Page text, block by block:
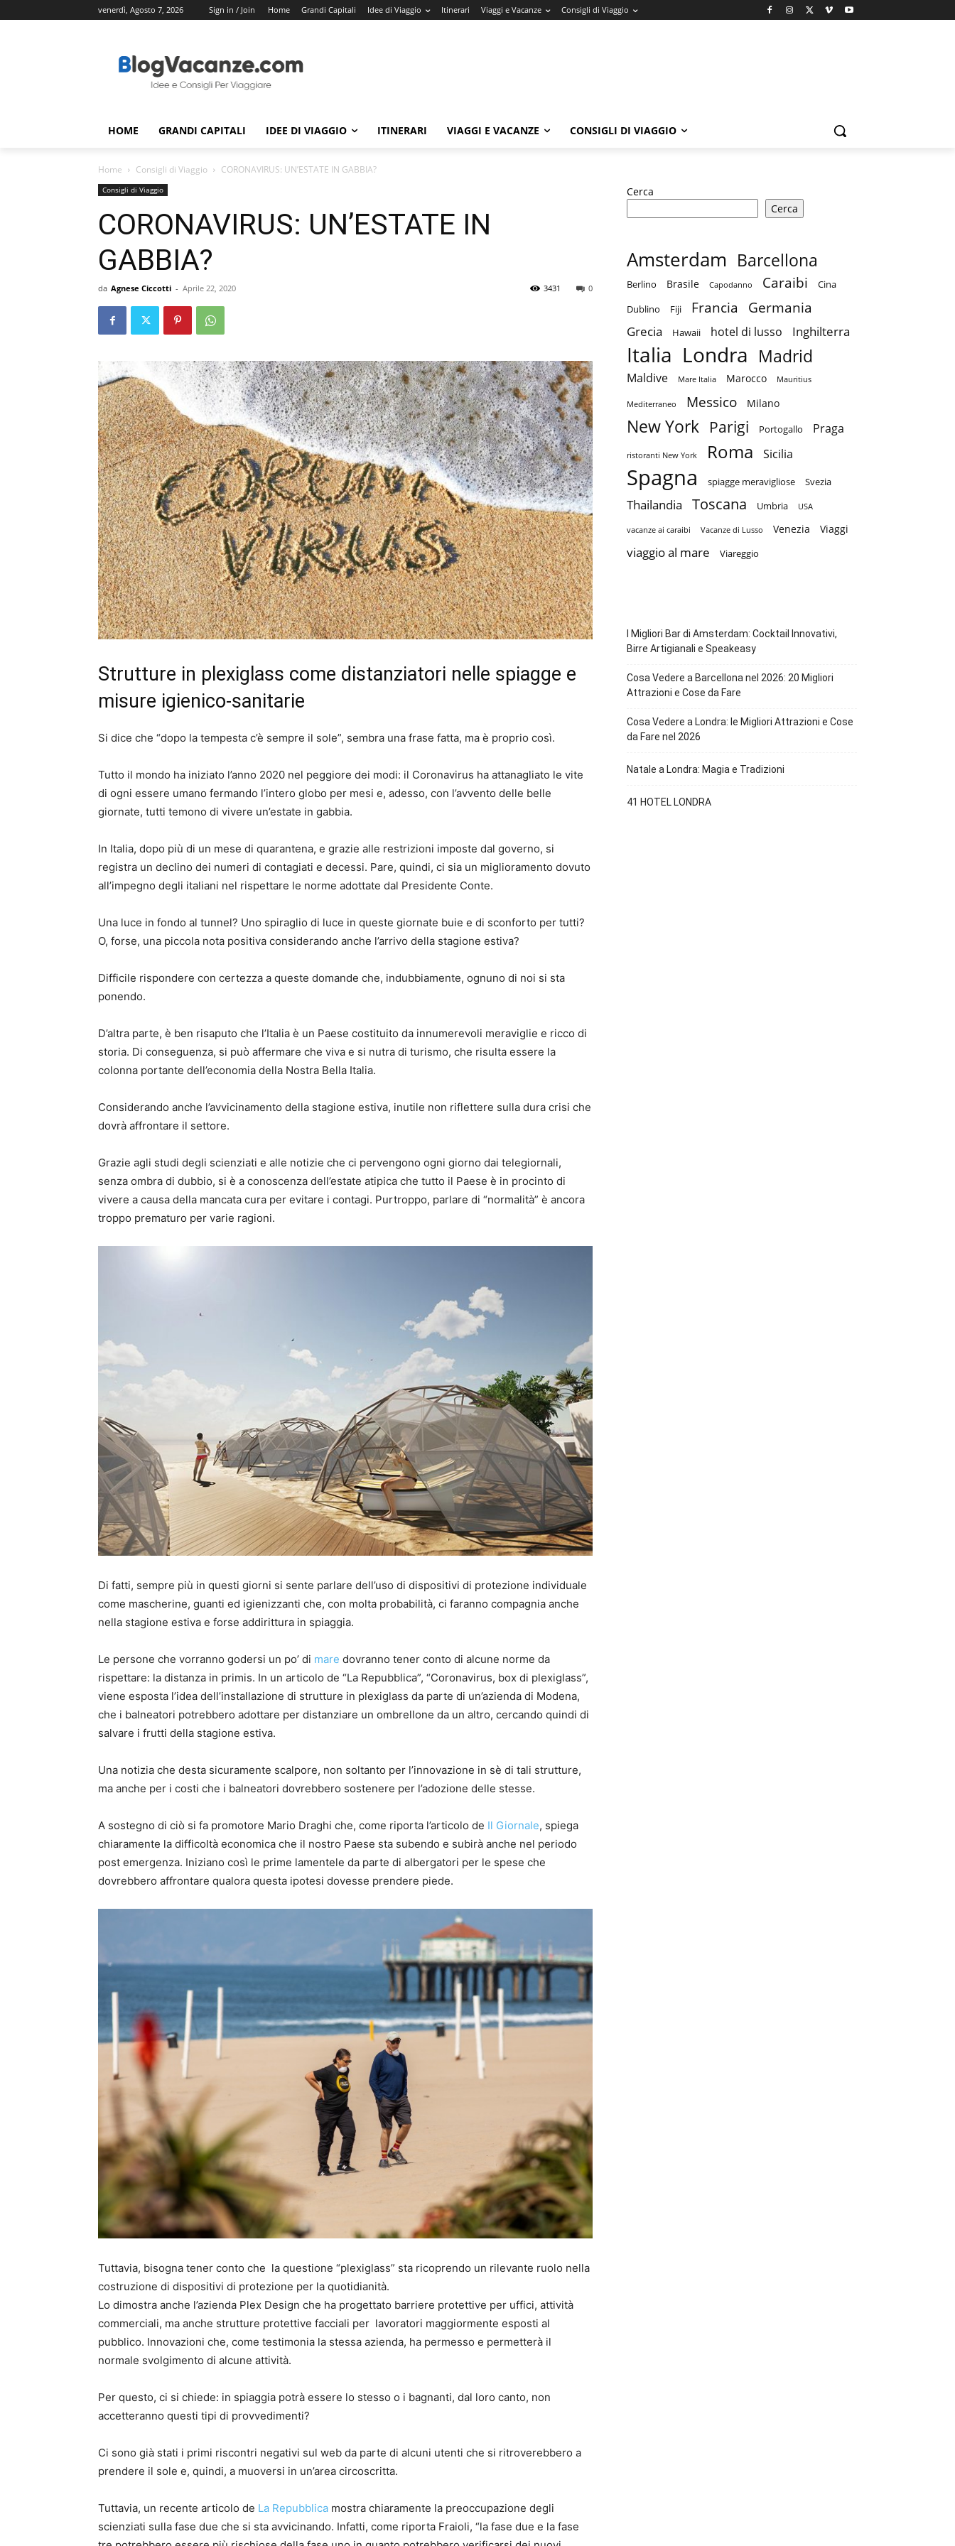
venerdì, Agosto 7, 2026 Sign in / Join Home Grandi Capitali Idee di Viaggio Itinerari Viaggi e Vacanze Consigli di Viaggio
HOME GRANDI CAPITALI IDEE DI VIAGGIO ITINERARI VIAGGI E VACANZE CONSIGLI DI VIAGGIO
Home Consigli di Viaggio CORONAVIRUS: UN’ESTATE IN GABBIA?
Consigli di Viaggio
CORONAVIRUS: UN’ESTATE IN
GABBIA?
da Agnese Ciccotti - Aprile 22, 2020 0
3431
Strutture in plexiglass come distanziatori nelle spiagge e
misure igienico-sanitarie
Si dice che “dopo la tempesta c’è sempre il sole”, sembra una frase fatta, ma è proprio così.
Tutto il mondo ha iniziato l’anno 2020 nel peggiore dei modi: il Coronavirus ha attanagliato le vite
di ogni essere umano fermando l’intero globo per mesi e, adesso, con l’avvento delle belle
giornate, tutti temono di vivere un’estate in gabbia.
In Italia, dopo più di un mese di quarantena, e grazie alle restrizioni imposte dal governo, si
registra un declino dei numeri di contagiati e decessi. Pare, quindi, ci sia un miglioramento dovuto
all’impegno degli italiani nel rispettare le norme adottate dal Presidente Conte.
Una luce in fondo al tunnel? Uno spiraglio di luce in queste giornate buie e di sconforto per tutti?
O, forse, una piccola nota positiva considerando anche l’arrivo della stagione estiva?
Difficile rispondere con certezza a queste domande che, indubbiamente, ognuno di noi si sta
ponendo.
D’altra parte, è ben risaputo che l’Italia è un Paese costituito da innumerevoli meraviglie e ricco di
storia. Di conseguenza, si può affermare che viva e si nutra di turismo, che risulta essere la
colonna portante dell’economia della Nostra Bella Italia.
Considerando anche l’avvicinamento della stagione estiva, inutile non riflettere sulla dura crisi che
dovrà affrontare il settore.
Grazie agli studi degli scienziati e alle notizie che ci pervengono ogni giorno dai telegiornali,
senza ombra di dubbio, si è a conoscenza dell’estate atipica che tutto il Paese è in procinto di
vivere a causa della mancata cura per evitare i contagi. Purtroppo, parlare di “normalità” è ancora
troppo prematuro per varie ragioni.
Di fatti, sempre più in questi giorni si sente parlare dell’uso di dispositivi di protezione individuale
come mascherine, guanti ed igienizzanti che, con molta probabilità, ci faranno compagnia anche
nella stagione estiva e forse addirittura in spiaggia.
Le persone che vorranno godersi un po’ di mare dovranno tener conto di alcune norme da
rispettare: la distanza in primis. In un articolo de “La Repubblica”, “Coronavirus, box di plexiglass”,
viene esposta l’idea dell’installazione di strutture in plexiglass da parte di un’azienda di Modena,
che i balneatori potrebbero adottare per distanziare un ombrellone da un altro, cercando quindi di
salvare i frutti della stagione estiva.
Una notizia che desta sicuramente scalpore, non soltanto per l’innovazione in sè di tali strutture,
ma anche per i costi che i balneatori dovrebbero sostenere per l’adozione delle stesse.
A sostegno di ciò si fa promotore Mario Draghi che, come riporta l’articolo de Il Giornale, spiega
chiaramente la difficoltà economica che il nostro Paese sta subendo e subirà anche nel periodo
post emergenza. Iniziano così le prime lamentele da parte di albergatori per le spese che
dovrebbero affrontare qualora questa ipotesi dovesse prendere piede.
Tuttavia, bisogna tener conto che la questione “plexiglass” sta ricoprendo un rilevante ruolo nella
costruzione di dispositivi di protezione per la quotidianità.
Lo dimostra anche l’azienda Plex Design che ha progettato barriere protettive per uffici, attività
commerciali, ma anche strutture protettive facciali per lavoratori maggiormente esposti al
pubblico. Innovazioni che, come testimonia la stessa azienda, ha permesso e permetterà il
normale svolgimento di alcune attività.
Per questo, ci si chiede: in spiaggia potrà essere lo stesso o i bagnanti, dal loro canto, non
accetteranno questi tipi di provvedimenti?
Ci sono già stati i primi riscontri negativi sul web da parte di alcuni utenti che si ritroverebbero a
prendere il sole e, quindi, a muoversi in un’area circoscritta.
Tuttavia, un recente articolo de La Repubblica mostra chiaramente la preoccupazione degli
scienziati sulla fase due che si sta avvicinando. Infatti, come riporta Fraioli, “la fase due e la fase
Cerca
Cerca
Amsterdam Barcellona
Berlino Brasile Capodanno Caraibi
Cina
Dublino
Fiji Francia Germania
Grecia Hawaii hotel di lusso Inghilterra
Italia Londra Madrid
Maldive Mare Italia Marocco Mauritius
Mediterraneo Messico Milano
New York Parigi Portogallo Praga
ristoranti New York Roma Sicilia
Spagna spiagge meravigliose Svezia
Thailandia Toscana Umbria USA
vacanze ai caraibi Vacanze di Lusso Venezia Viaggi
viaggio al mare Viareggio
I Migliori Bar di Amsterdam: Cocktail Innovativi,
Birre Artigianali e Speakeasy
Cosa Vedere a Barcellona nel 2026: 20 Migliori
Attrazioni e Cose da Fare
Cosa Vedere a Londra: le Migliori Attrazioni e Cose
da Fare nel 2026
Natale a Londra: Magia e Tradizioni
41 HOTEL LONDRA